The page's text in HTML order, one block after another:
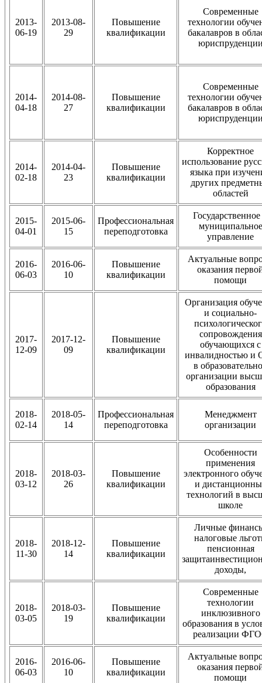
2013-
06-19
2013-08-
29
Повышение
квалификации
Современные
технологии
бакалавров в
2014-
04-18
2014-08-
27
Повышение
квалификации
Современные
технологии
бакалавров в
2014-
02-18
2014-04-
23
Повышение
квалификации
Корректное
использование
языка при
других
областей
2015-
04-01
2015-06-
15
Профессиональная
переподготовка
муниципальное
управление
2016-
06-03
2016-06-
10
Повышение
квалификации
Актуальные
оказания
помощи
2017-
12-09
2017-12-
09
Повышение
квалификации
Организация
и социально-
сопровождения
обучающихся с
инвалидностью и
в
организации
образования
2018-
02-14
2018-05-
14
Профессиональная
переподготовка
Менеджмент
организации
2018-
03-12
2018-03-
26
Повышение
квалификации
Особенности
применения
электронного
и
технологий в
школе
2018-
11-30
2018-12-
14
Повышение
квалификации
Личные
налоговые
пенсионная
доходы,
2018-
03-05
2018-03-
19
Повышение
квалификации
Современные
технологии
инклюзивного
образования в
реализации
2016-
06-03
2016-06-
10
Повышение
квалификации
Актуальные
оказания
помощи